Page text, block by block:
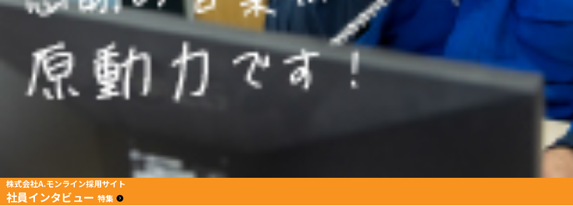
株式会社A.モンライン採用サイト
社員インタビュー 特集